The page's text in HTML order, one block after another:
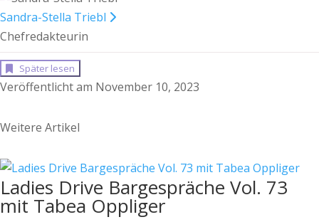
Sandra-Stella Triebl
Chefredakteurin
Später lesen
Veröffentlicht am November 10, 2023
Weitere Artikel
Ladies Drive Bargespräche Vol. 73
mit Tabea Oppliger